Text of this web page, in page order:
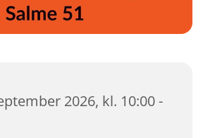
2026, kl. 10:00 -